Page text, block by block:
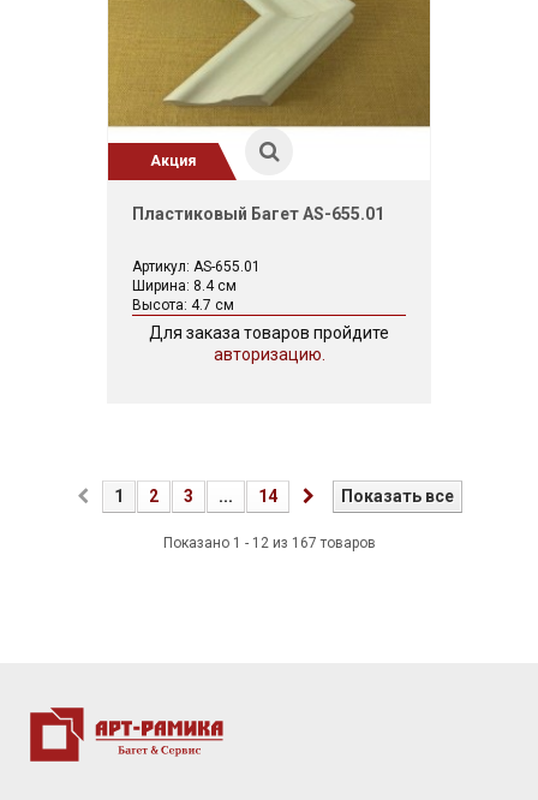
Акция
Пластиковый Багет AS-655.01
Артикул: AS-655.01
Ширина: 8.4 см
Высота: 4.7 см
Для заказа товаров пройдите
авторизацию.
Показать все
1 2 3 ... 14
Показано 1 - 12 из 167 товаров